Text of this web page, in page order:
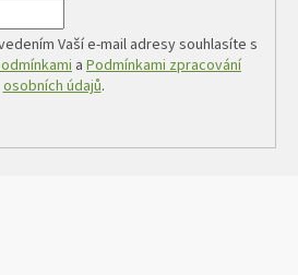
Vaší e-mail adresy souhlasíte s
a Podmínkami zpracování
osobních údajů.